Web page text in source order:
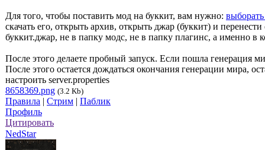
Для того, чтобы поставить мод на буккит, вам нужно:
скачать его, открыть архив, открыть джар (буккит) и
буккит.джар, не в папку модс, не в папку плагинс, а именно в
После этого делаете пробный запуск. Если пошла генерация
После этого остается дождаться окончания генерации мира,
настроить server.properties
8658369.png (3.2 Kb)
Правила | Стрим | Паблик
Профиль
Цитировать
NedStar